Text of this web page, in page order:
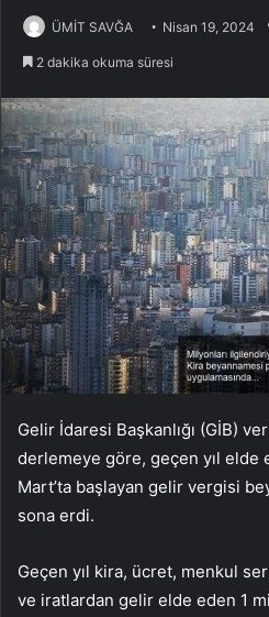
ÜMİT SAVĞA Nisan 19, 2024
2 dakika okuma süresi
Gelir İdaresi Başkanlığı (GİB)
derlemeye göre, geçen yıl elde
Mart’ta başlayan gelir vergisi
sona erdi.
Geçen yıl kira, ücret, menkul
ve iratlardan gelir elde eden 1